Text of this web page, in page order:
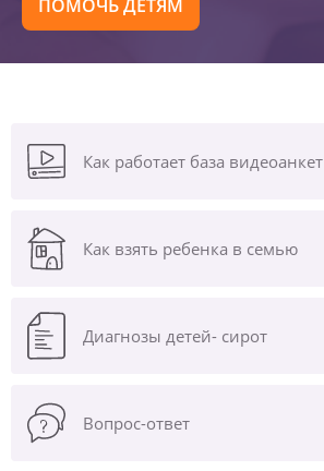
ПОМОЧЬ ДЕТЯМ
Как работает база видеоанкет
Как взять ребенка в семью
Диагнозы детей- сирот
Вопрос-ответ